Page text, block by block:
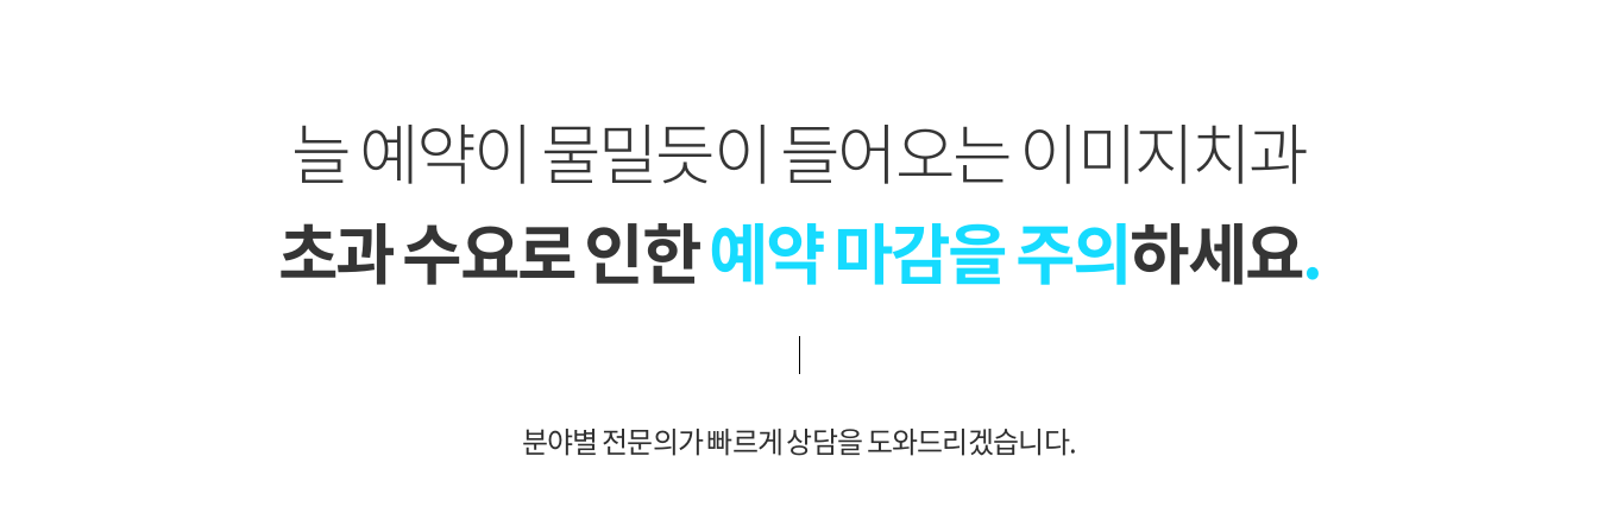
늘 예약이 물밀듯이 들어오는 이미지치과
초과 수요로 인한예약 마감을 주의하세요.
분야별 전문의가 빠르게 상담을 도와드리겠습니다.